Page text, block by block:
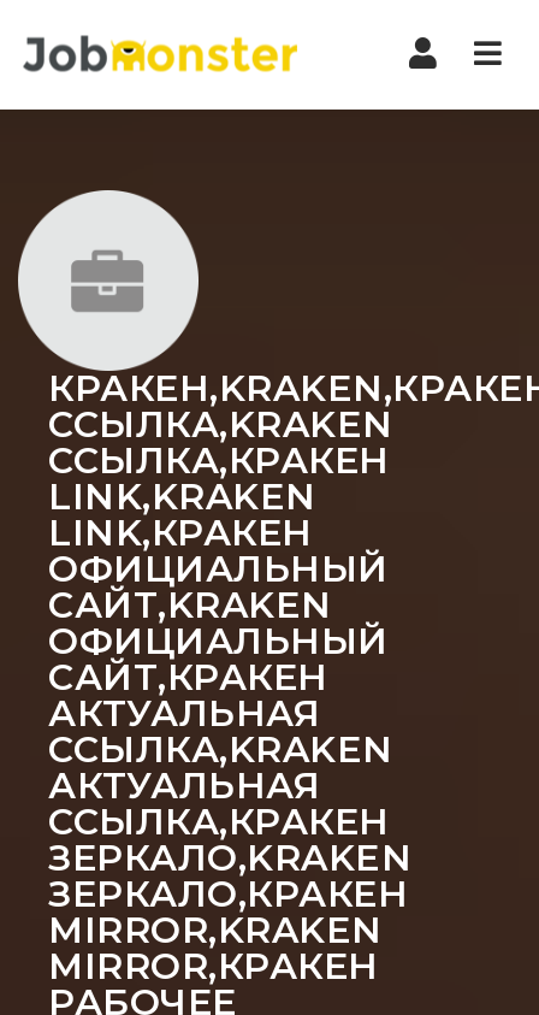
ССЫЛКА,KRAKEN
ССЫЛКА,КРАКЕН
LINK,KRAKEN
LINK,КРАКЕН
ОФИЦИАЛЬНЫЙ
САЙТ,KRAKEN
ОФИЦИАЛЬНЫЙ
САЙТ,КРАКЕН
АКТУАЛЬНАЯ
ССЫЛКА,KRAKEN
АКТУАЛЬНАЯ
ССЫЛКА,КРАКЕН
ЗЕРКАЛО,KRAKEN
ЗЕРКАЛО,КРАКЕН
MIRROR,KRAKEN
MIRROR,КРАКЕН
РАБОЧЕЕ